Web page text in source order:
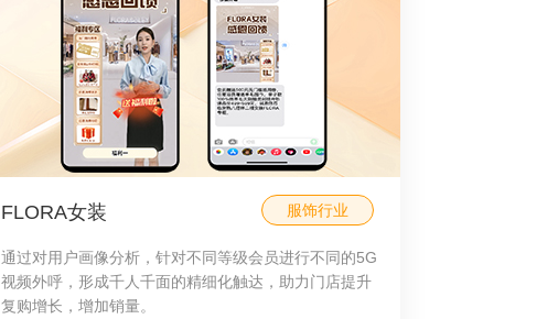
服饰行业
FLORA女装
通过对用户画像分析，针对不同等级会员进行不同的5G
视频外呼，形成千人千面的精细化触达，助力门店提升
复购增长，增加销量。